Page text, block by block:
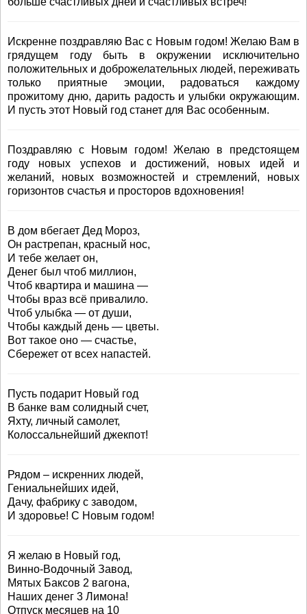
Искренне поздравляю Вас с Новым годом! Желаю Вам в
грядущем году быть в окружении исключительно
положительных и доброжелательных людей, переживать
только приятные эмоции, радоваться каждому
прожитому дню, дарить радость и улыбки окружающим.
И пусть этот Новый год станет для Вас особенным.
Поздравляю с Новым годом! Желаю в предстоящем
году новых успехов и достижений, новых идей и
желаний, новых возможностей и стремлений, новых
горизонтов счастья и просторов вдохновения!
В дом вбегает Дед Мороз,
Он растрепан, красный нос,
И тебе желает он,
Денег был чтоб миллион,
Чтоб квартира и машина —
Чтобы враз всё привалило.
Чтоб улыбка — от души,
Чтобы каждый день — цветы.
Вот такое оно — счастье,
Сбережет от всех напастей.
Пусть подарит Новый год
В банке вам солидный счет,
Яхту, личный самолет,
Колоссальнейший джекпот!
Рядом – искренних людей,
Гениальнейших идей,
Дачу, фабрику с заводом,
И здоровье! С Новым годом!
Я желаю в Новый год,
Винно-Водочный Завод,
Мятых Баксов 2 вагона,
Наших денег 3 Лимона!
Отпуск месяцев на 10